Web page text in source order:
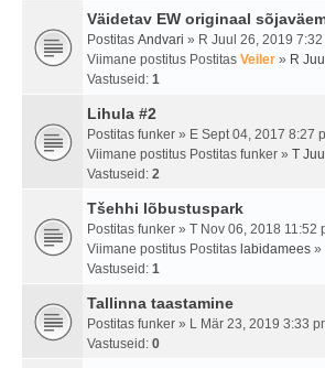
Väidetav EW originaal
Postitas Andvari » R Juul 26, 2019 7:32
Viimane postitus Postitas Veiler » R
Vastuseid: 1
Lihula #2
Postitas funker » E Sept 04, 2017 8:27
Viimane postitus Postitas funker » T
Vastuseid: 2
Tšehhi lõbustuspark
Postitas funker » T Nov 06, 2018 11:52
Viimane postitus Postitas labidamees »
Vastuseid: 1
Tallinna taastamine
Postitas funker » L Mär 23, 2019 3:33
Vastuseid: 0